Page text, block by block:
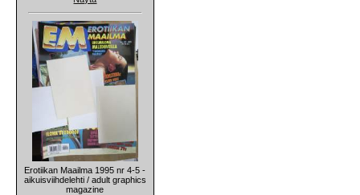
Erotiikan Maailma 1995 nr 4-5 -
aikuisviihdelehti / adult graphics
magazine